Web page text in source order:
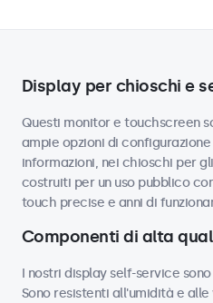
Display per chioschi e
Questi monitor e touchscreen
ampie opzioni di
informazioni, nei chioschi per
costruiti per un uso pubblico
touch precise e anni di
Componenti di alta
I nostri display self-service
Sono resistenti all'umidità e